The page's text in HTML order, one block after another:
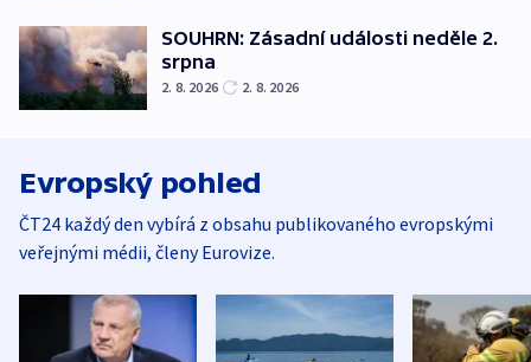
SOUHRN: Zásadní události neděle 2.
srpna
2. 8. 2026 2. 8. 2026
Evropský pohled
ČT24 každý den vybírá z obsahu publikovaného evropskými
veřejnými médii, členy Eurovize.